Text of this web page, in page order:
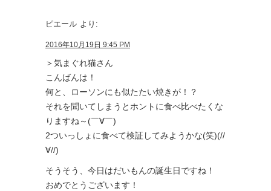
ピエール より:
2016年10月19日 9:45 PM
＞気まぐれ猫さん
こんばんは！
何と、ローソンにも似たたい焼きが！？
それを聞いてしまうとホントに食べ比べたくな
りますね～(￣∀￣)
2ついっしょに食べて検証してみようかな(笑)(//
∀//)
そうそう、今日はだいもんの誕生日ですね！
おめでとうございます！